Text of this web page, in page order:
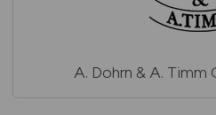
A. Dohrn & A. Timm